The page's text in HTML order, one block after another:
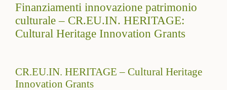
Finanziamenti innovazione patrimonio
culturale – CR.EU.IN. HERITAGE:
Cultural Heritage Innovation Grants
CR.EU.IN. HERITAGE – Cultural Heritage
Innovation Grants